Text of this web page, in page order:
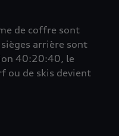
de coffre sont
arrière sont
40:20:40, le
ou de skis devient